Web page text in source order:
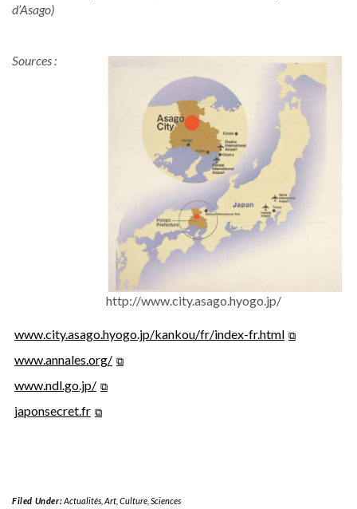
d’Asago)
http://www.city.asago.hyogo.jp/
Sources :
www.city.asago.hyogo.jp/kankou/fr/index-fr.html
www.annales.org/
www.ndl.go.jp/
japonsecret.fr
Filed Under:Actualités, Art, Culture, Sciences